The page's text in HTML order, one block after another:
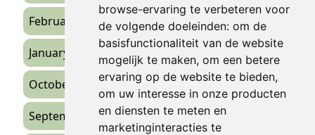
browse-ervaring te verbeteren voor
de volgende doeleinden: om de
basisfunctionaliteit van de website
mogelijk te maken, om een betere
ervaring op de website te bieden,
om uw interesse in onze producten
en diensten te meten en
marketinginteracties te
February 2026 (1)
January 2026 (2)
October 2025 (3)
September 2025 (1)